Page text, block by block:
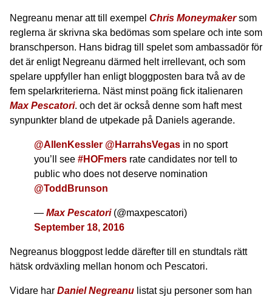
Negreanu menar att till exempel Chris Moneymakersom
reglerna är skrivna ska bedömas som spelare och inte som
branschperson. Hans bidrag till spelet som ambassadör för
det är enligt Negreanu därmed helt irrellevant, och som
spelare uppfyller han enligt bloggposten bara två av de
fem spelarkriterierna. Näst minst poäng fick italienaren
Max Pescatori. och det är också denne som haft mest
synpunkter bland de utpekade på Daniels agerande.
@AllenKessler @HarrahsVegas in no sport
you’ll see #HOFmers rate candidates nor tell to
public who does not deserve nomination
@ToddBrunson
— Max Pescatori(@maxpescatori)
September 18, 2016
Negreanus bloggpost ledde därefter till en stundtals rätt
hätsk ordväxling mellan honom och Pescatori.
Vidare har Daniel Negreanu listat sju personer som han